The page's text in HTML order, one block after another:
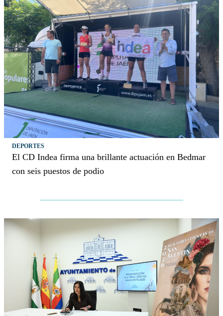
DEPORTES
El CD Indea firma una brillante actuación en Bedmar
con seis puestos de podio